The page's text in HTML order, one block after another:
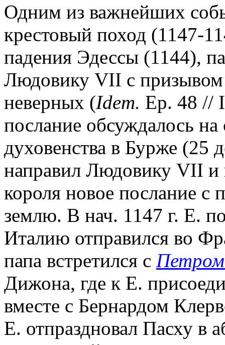
Одним из важнейших
крестовый поход (1147-
падения Эдессы (1144),
Людовику VII с призывом
неверных (Idem. Ep. 48 //
послание обсуждалось
духовенства в Бурже (25
направил Людовику VII и
короля новое послание с
землю. В нач. 1147 г. Е.
Италию отправился во
папа встретился с
Дижона, где к Е.
вместе с Бернардом
Е. отпраздновал Пасху в